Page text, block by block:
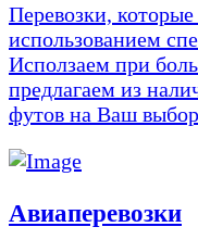
Перевозки,
использованием
Исползаем при
предлагаем из
футов на Ваш
Авиаперевозки